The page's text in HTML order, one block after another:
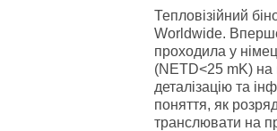
Тепловізійний
Worldwide.
проходила у
(NETD<25 mK) на
деталізацію та
поняття, як
транслювати на